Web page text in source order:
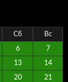
Сб Вс
6 7
13 14
20 21